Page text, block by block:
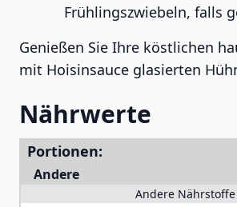
Frühlingszwiebeln, falls
Genießen Sie Ihre köstlichen
mit Hoisinsauce glasierten
Nährwerte
Portionen:
Andere
Andere Nährstoffe